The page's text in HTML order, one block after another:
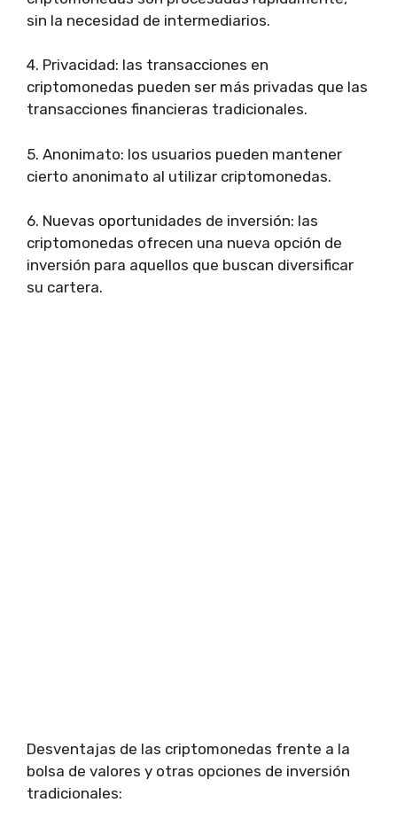
sin la necesidad de intermediarios.
4. Privacidad: las transacciones en
criptomonedas pueden ser más privadas que las
transacciones financieras tradicionales.
5. Anonimato: los usuarios pueden mantener
cierto anonimato al utilizar criptomonedas.
6. Nuevas oportunidades de inversión: las
criptomonedas ofrecen una nueva opción de
inversión para aquellos que buscan diversificar
su cartera.
Desventajas de las criptomonedas frente a la
bolsa de valores y otras opciones de inversión
tradicionales: